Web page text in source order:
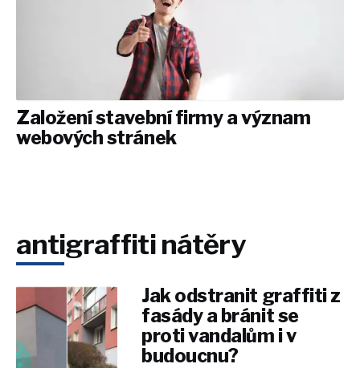
Založení stavební firmy a význam
webových stránek
antigraffiti nátěry
Jak odstranit graffiti z
fasády a bránit se
proti vandalům i v
budoucnu?